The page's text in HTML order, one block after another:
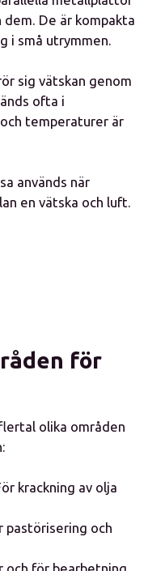
De är kompakta
i små utrymmen.
sig vätskan genom
ofta i
temperaturer är
används när
en vätska och luft.
för
olika områden
krackning av olja
pastörisering och